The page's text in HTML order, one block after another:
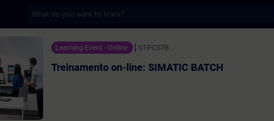
on-line: SIMATIC BATCH - Training -
Learning Event - Online ST-PCS7B...
Treinamento on-line: SIMATIC BATCH